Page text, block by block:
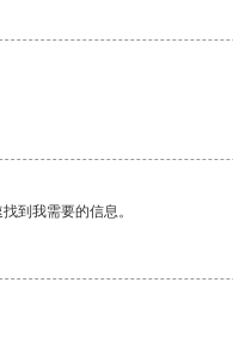
到我需要的信息。